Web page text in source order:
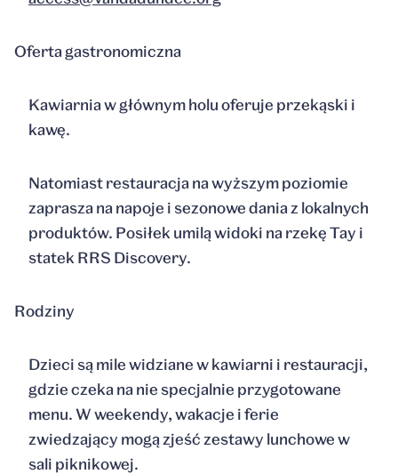
Oferta gastronomiczna
Kawiarnia w głównym holu oferuje przekąski i
kawę.
Natomiast restauracja na wyższym poziomie
zaprasza na napoje i sezonowe dania z lokalnych
produktów. Posiłek umilą widoki na rzekę Tay i
statek RRS Discovery.
Rodziny
Dzieci są mile widziane w kawiarni i restauracji,
gdzie czeka na nie specjalnie przygotowane
menu. W weekendy, wakacje i ferie
zwiedzający mogą zjeść zestawy lunchowe w
sali piknikowej.